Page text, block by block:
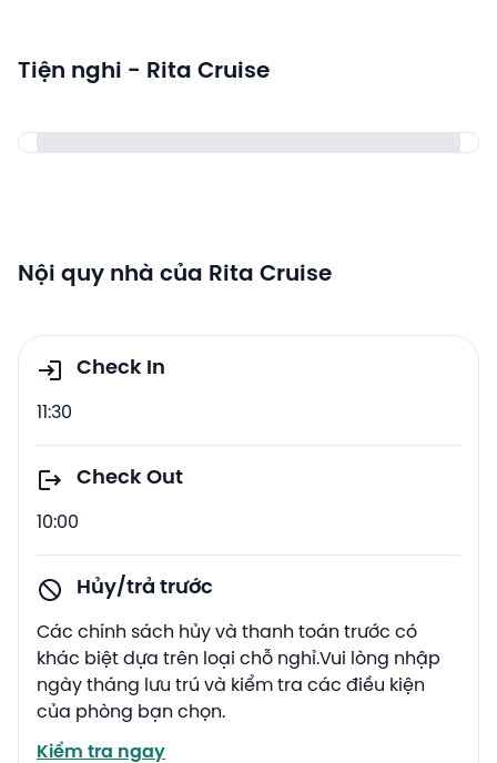
Tiện nghi - Rita Cruise
Nội quy nhà của Rita Cruise
Check In
11:30
Check Out
10:00
Hủy/trả trước
Các chính sách hủy và thanh toán trước có
khác biệt dựa trên loại chỗ nghỉ.Vui lòng nhập
ngày tháng lưu trú và kiểm tra các điều kiện
của phòng bạn chọn.
Kiểm tra ngay